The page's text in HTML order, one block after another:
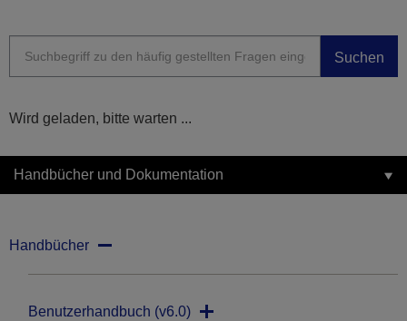
Suchen
Wird geladen, bitte warten ...
Handbücher und Dokumentation
Handbücher
Benutzerhandbuch (v6.0)